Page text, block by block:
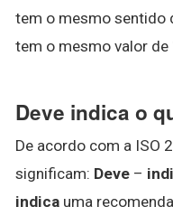
tem o mesmo sentido
tem o mesmo valor de
Deve indica o
De acordo com a ISO
significam: Deve –
indica uma